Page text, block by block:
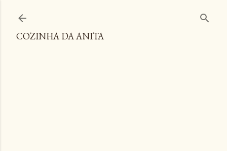
COZINHA DA ANITA